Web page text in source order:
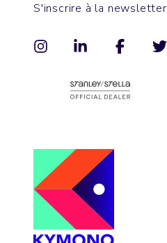
S'inscrire à la newsletter